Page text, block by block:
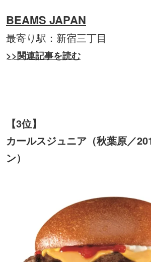
BEAMS JAPAN
最寄り駅：新宿三丁目
>>関連記事を読む
【3位】
カールスジュニア（秋葉原／
ン）